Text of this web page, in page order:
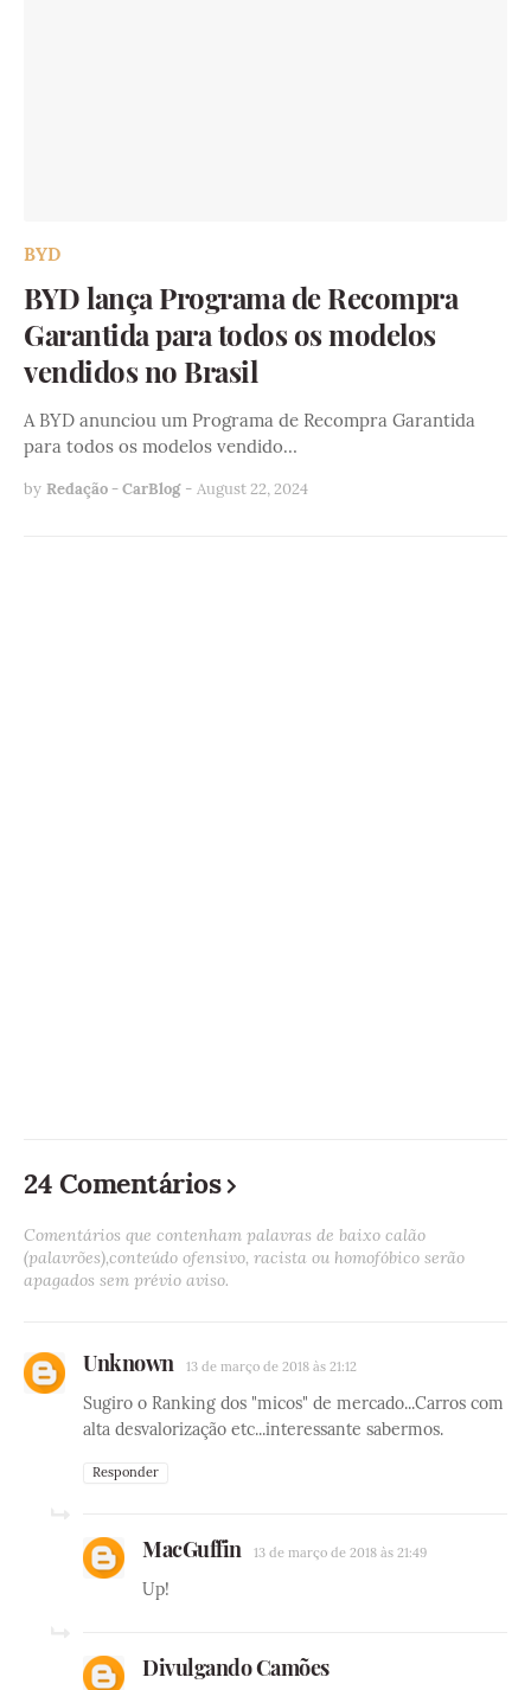
BYD
BYD lança Programa de Recompra
Garantida para todos os modelos
vendidos no Brasil
A BYD anunciou um Programa de Recompra Garantida
para todos os modelos vendido…
by Redação - CarBlog - August 22, 2024
24 Comentários
Comentários que contenham palavras de baixo calão
(palavrões),conteúdo ofensivo, racista ou homofóbico serão
apagados sem prévio aviso.
Unknown 13 de março de 2018 às 21:12
Sugiro o Ranking dos "micos" de mercado...Carros com
alta desvalorização etc...interessante sabermos.
Responder
MacGuffin 13 de março de 2018 às 21:49
Up!
Divulgando Camões